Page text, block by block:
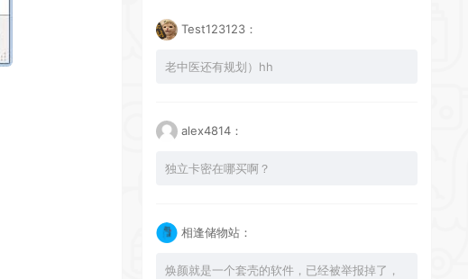
Test123123：
老中医还有规划）hh
alex4814：
独立卡密在哪买啊？
相逢储物站：
焕颜就是一个套壳的软件，已经被举报掉了，